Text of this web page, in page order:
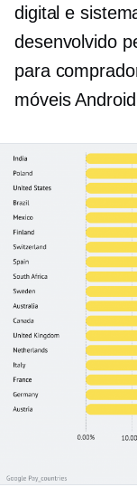
digital e
desenvolvido
para
móveis